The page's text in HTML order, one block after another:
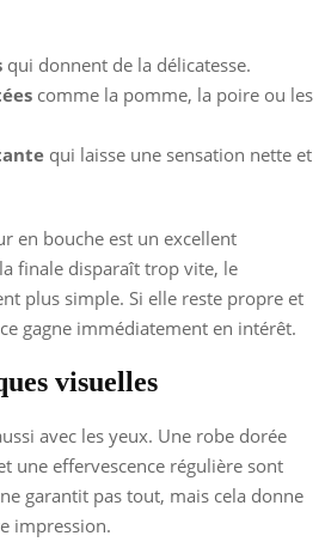
qui donnent de la délicatesse.
comme la pomme, la poire ou les
qui laisse une sensation nette et
en bouche est un excellent
finale disparaît trop vite, le
plus simple. Si elle reste propre et
gagne immédiatement en intérêt.
visuelles
avec les yeux. Une robe dorée
une effervescence régulière sont
garantit pas tout, mais cela donne
impression.